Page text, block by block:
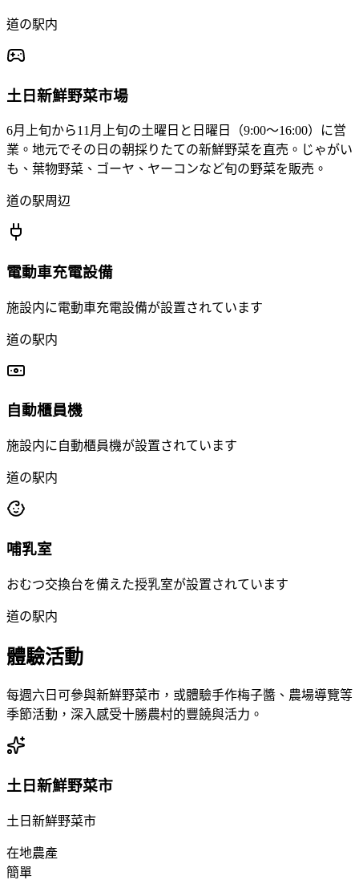
道の駅内
土日新鮮野菜市場
6月上旬から11月上旬の土曜日と日曜日（9:00～16:00）に営
業。地元でその日の朝採りたての新鮮野菜を直売。じゃがい
も、葉物野菜、ゴーヤ、ヤーコンなど旬の野菜を販売。
道の駅周辺
電動車充電設備
施設内に電動車充電設備が設置されています
道の駅内
自動櫃員機
施設内に自動櫃員機が設置されています
道の駅内
哺乳室
おむつ交換台を備えた授乳室が設置されています
道の駅内
體驗活動
每週六日可參與新鮮野菜市，或體驗手作梅子醬、農場導覽等
季節活動，深入感受十勝農村的豐饒與活力。
土日新鮮野菜市
土日新鮮野菜市
在地農產
簡單